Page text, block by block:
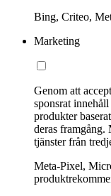
Bing, Criteo,
Marketing
Genom att
sponsrat
produkter
deras framgång.
tjänster från
Meta-Pixel,